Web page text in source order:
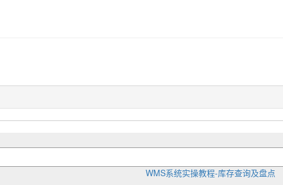
WMS系统实操教程-库存查询及盘点